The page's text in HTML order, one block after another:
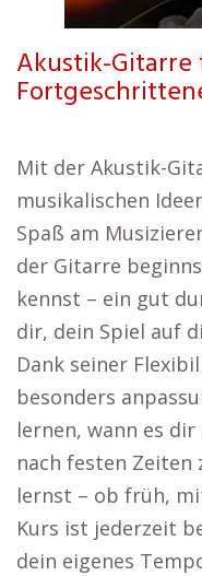
Akustik-
Mit der Akustik-
musikalischen
Spaß am
der Gitarre
kennst – ein gut
dir, dein Spiel auf
Dank seiner
besonders
lernen, wann es
nach festen Zeiten
lernst – ob früh,
Kurs ist jederzeit
dein eigenes